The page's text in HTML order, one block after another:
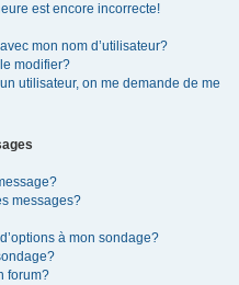
est encore incorrecte!
mon nom d’utilisateur?
modifier?
utilisateur, on me demande de me
messages?
à mon sondage?
forum?